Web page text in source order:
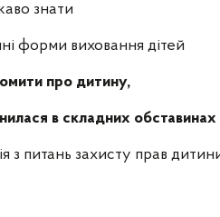
знати
форми виховання дітей
про дитину,
в складних обставинах
з питань захисту прав